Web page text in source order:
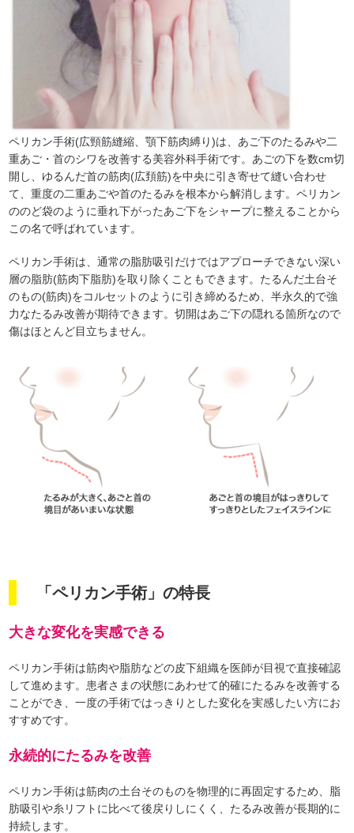
ペリカン手術(広頸筋縫縮、顎下筋肉縛り)は、あご下のたるみや二
重あご・首のシワを改善する美容外科手術です。あごの下を数cm切
開し、ゆるんだ首の筋肉(広頚筋)を中央に引き寄せて縫い合わせ
て、重度の二重あごや首のたるみを根本から解消します。ペリカン
ののど袋のように垂れ下がったあご下をシャープに整えることから
この名で呼ばれています。
ペリカン手術は、通常の脂肪吸引だけではアプローチできない深い
層の脂肪(筋肉下脂肪)を取り除くこともできます。たるんだ土台そ
のもの(筋肉)をコルセットのように引き締めるため、半永久的で強
力なたるみ改善が期待できます。切開はあご下の隠れる箇所なので
傷はほとんど目立ちません。
「ペリカン手術」の特長
大きな変化を実感できる
ペリカン手術は筋肉や脂肪などの皮下組織を医師が目視で直接確認
して進めます。患者さまの状態にあわせて的確にたるみを改善する
ことができ、一度の手術ではっきりとした変化を実感したい方にお
すすめです。
永続的にたるみを改善
ペリカン手術は筋肉の土台そのものを物理的に再固定するため、脂
肪吸引や糸リフトに比べて後戻りしにくく、たるみ改善が長期的に
持続します。